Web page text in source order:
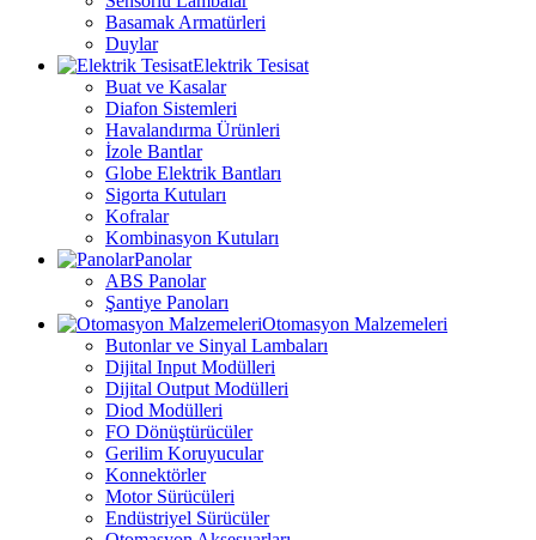
Basamak Armatürleri
Duylar
Elektrik Tesisat
Buat ve Kasalar
Diafon Sistemleri
Havalandırma Ürünleri
İzole Bantlar
Globe Elektrik Bantları
Sigorta Kutuları
Kofralar
Kombinasyon Kutuları
Panolar
ABS Panolar
Şantiye Panoları
Otomasyon Malzemeleri
Butonlar ve Sinyal Lambaları
Dijital Input Modülleri
Dijital Output Modülleri
Diod Modülleri
FO Dönüştürücüler
Gerilim Koruyucular
Konnektörler
Motor Sürücüleri
Endüstriyel Sürücüler